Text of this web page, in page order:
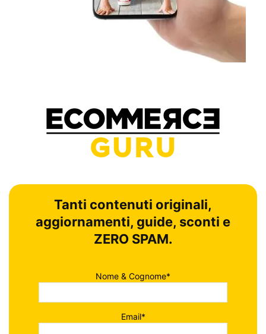
Tanti contenuti originali,
aggiornamenti, guide, sconti e
ZERO SPAM.
Nome & Cognome*
Email*